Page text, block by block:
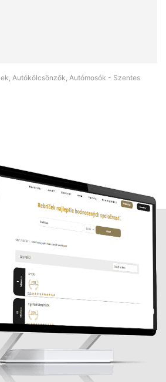
Autókölcsönzők, Autómosók - Szentes